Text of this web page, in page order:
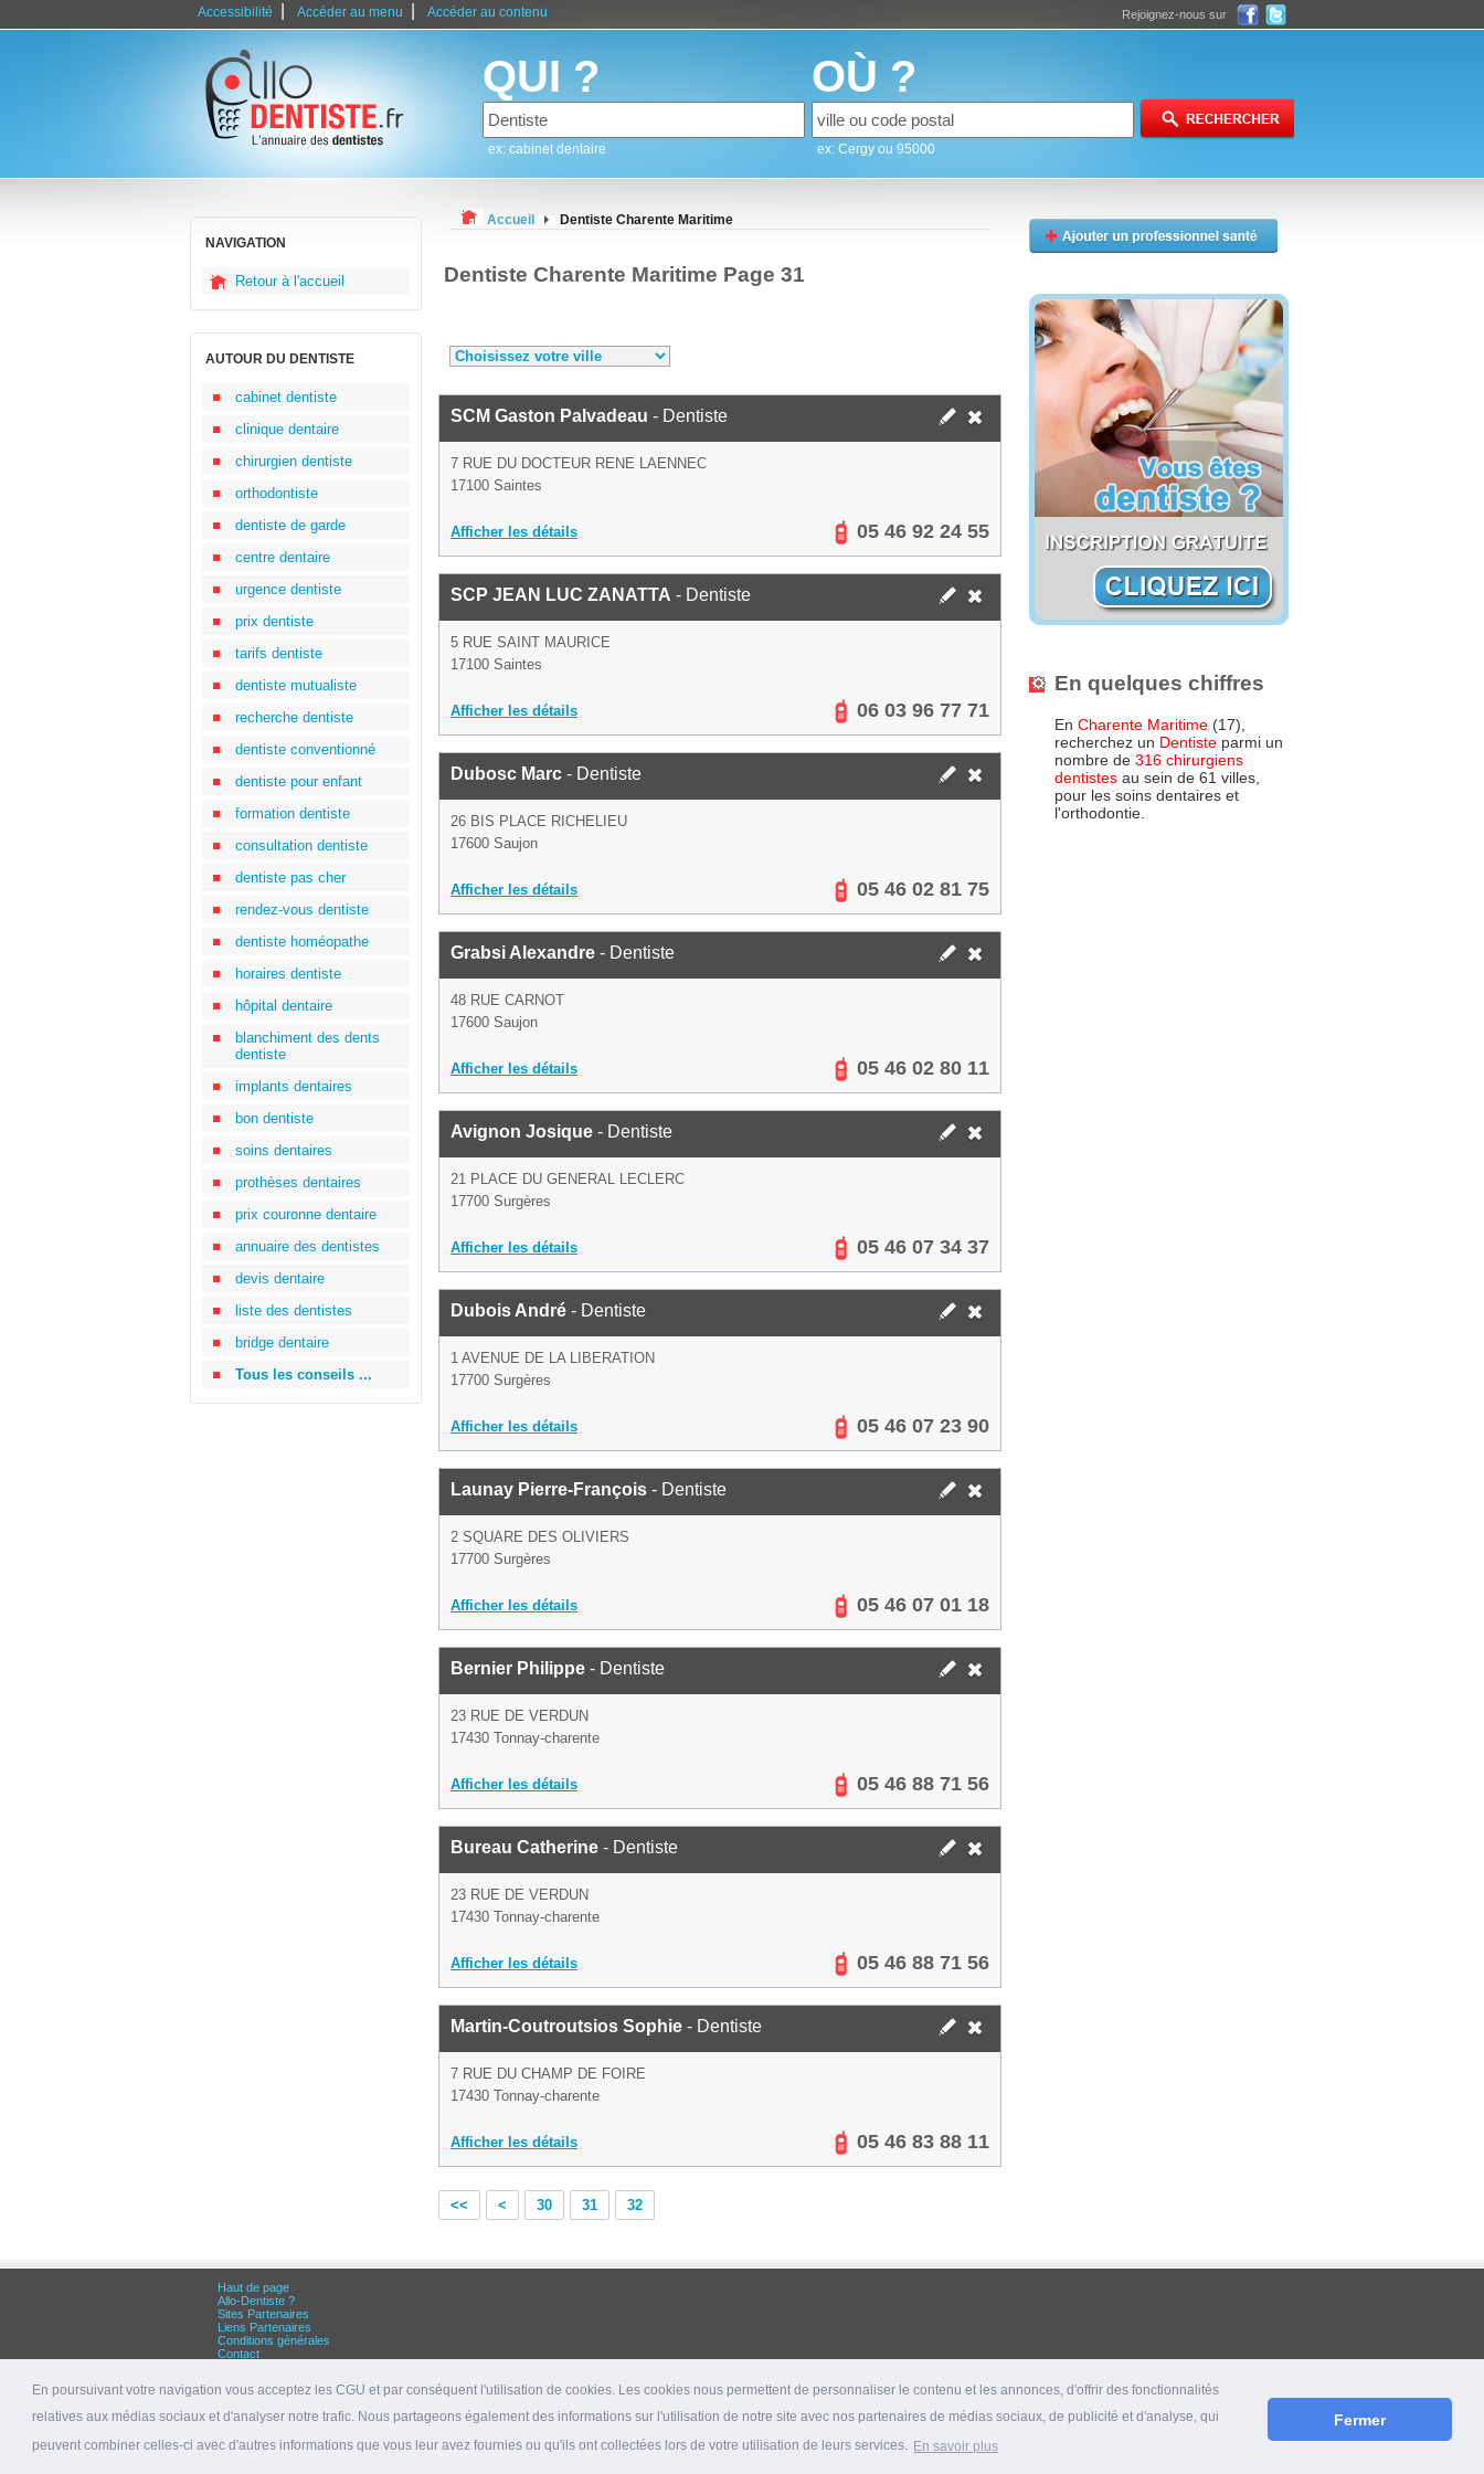
En poursuivant votre navigation vous acceptez les CGU et par conséquent l'utilisation de cookies. Les cookies nous permettent de personnaliser le contenu et les annonces, d'offrir des fonctionnalités
relatives aux médias sociaux et d'analyser notre trafic. Nous partageons également des informations sur l'utilisation de notre site avec nos partenaires de médias sociaux, de publicité et d'analyse, qui
peuvent combiner celles-ci avec d'autres informations que vous leur avez fournies ou qu'ils ont collectées lors de votre utilisation de leurs services. En savoir plus
Fermer
Accessibilité Accéder au menu Accéder au contenu Rejoignez-nous sur
QUI ?
ex: cabinet dentaire
OÙ ?
ex: Cergy ou 95000
NAVIGATION
Retour à l'accueil
AUTOUR DU DENTISTE
cabinet dentiste
clinique dentaire
chirurgien dentiste
orthodontiste
dentiste de garde
centre dentaire
urgence dentiste
prix dentiste
tarifs dentiste
dentiste mutualiste
recherche dentiste
dentiste conventionné
dentiste pour enfant
formation dentiste
consultation dentiste
dentiste pas cher
rendez-vous dentiste
dentiste homéopathe
horaires dentiste
hôpital dentaire
blanchiment des dents
dentiste
implants dentaires
bon dentiste
soins dentaires
prothèses dentaires
prix couronne dentaire
annuaire des dentistes
devis dentaire
liste des dentistes
bridge dentaire
Tous les conseils ...
Accueil Dentiste Charente Maritime
Dentiste Charente Maritime Page 31
SCM Gaston Palvadeau - Dentiste
7 RUE DU DOCTEUR RENE LAENNEC
17100 Saintes
Afficher les détails 05 46 92 24 55
SCP JEAN LUC ZANATTA - Dentiste
5 RUE SAINT MAURICE
17100 Saintes
Afficher les détails 06 03 96 77 71
Dubosc Marc - Dentiste
26 BIS PLACE RICHELIEU
17600 Saujon
Afficher les détails 05 46 02 81 75
Grabsi Alexandre - Dentiste
48 RUE CARNOT
17600 Saujon
Afficher les détails 05 46 02 80 11
Avignon Josique - Dentiste
21 PLACE DU GENERAL LECLERC
17700 Surgères
Afficher les détails 05 46 07 34 37
Dubois André - Dentiste
1 AVENUE DE LA LIBERATION
17700 Surgères
Afficher les détails 05 46 07 23 90
Launay Pierre-François - Dentiste
2 SQUARE DES OLIVIERS
17700 Surgères
Afficher les détails 05 46 07 01 18
Bernier Philippe - Dentiste
23 RUE DE VERDUN
17430 Tonnay-charente
Afficher les détails 05 46 88 71 56
Bureau Catherine - Dentiste
23 RUE DE VERDUN
17430 Tonnay-charente
Afficher les détails 05 46 88 71 56
Martin-Coutroutsios Sophie - Dentiste
7 RUE DU CHAMP DE FOIRE
17430 Tonnay-charente
Afficher les détails 05 46 83 88 11
<< < 30 31 32
En quelques chiffres
En Charente Maritime (17),
recherchez un Dentiste parmi un
nombre de 316 chirurgiens
dentistes au sein de 61 villes,
pour les soins dentaires et
l'orthodontie.
Haut de page
Allo-Dentiste ?
Sites Partenaires
Liens Partenaires
Conditions générales
Contact
Dentiste Lyon